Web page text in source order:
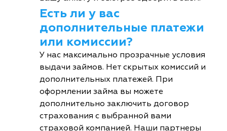
Есть ли у вас
дополнительные платежи
или комиссии?
У нас максимально прозрачные условия
выдачи займов. Нет скрытых комиссий и
дополнительных платежей. При
оформлении займа вы можете
дополнительно заключить договор
страхования с выбранной вами
страховой компанией. Наши партнеры